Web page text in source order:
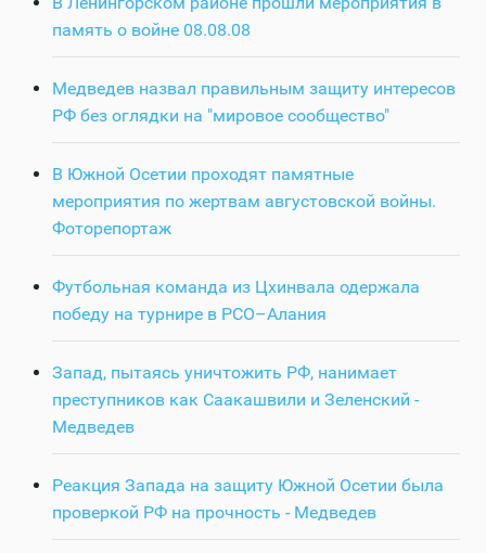
память о войне 08.08.08
Медведев назвал правильным защиту интересов
РФ без оглядки на "мировое сообщество"
В Южной Осетии проходят памятные
мероприятия по жертвам августовской войны.
Фоторепортаж
Футбольная команда из Цхинвала одержала
победу на турнире в РСО–Алания
Запад, пытаясь уничтожить РФ, нанимает
преступников как Саакашвили и Зеленский -
Медведев
Реакция Запада на защиту Южной Осетии была
проверкой РФ на прочность - Медведев